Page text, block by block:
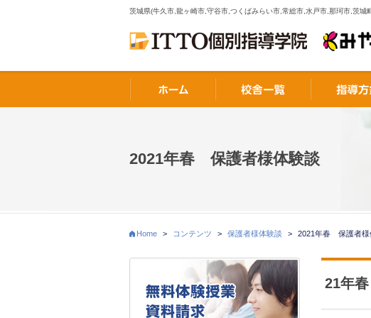
茨城県(牛久市,龍ヶ崎市,守谷市,つくばみらい市,常総市,水戸市,那珂市,茨
2021年春 保護者様体験談
Home > コンテンツ > 保護者様体験談 > 2021年春 保護者様
21年